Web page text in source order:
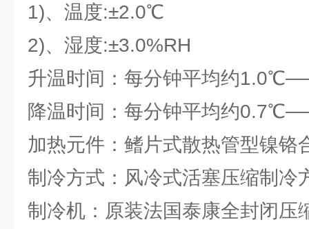
1)、温度:±2.0℃
2)、湿度:±3.0%RH
升温时间：每分钟平均约
降温时间：每分钟平均约
加热元件：鳍片式散热管型镍铬
制冷方式：风冷式活塞压缩制冷
制冷机：原装法国泰康全封闭压